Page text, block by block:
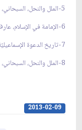
5-الملل والنحل، السبحاني، ج8، ص 208.
6-الإمامة في الإسلام، عارف تامر، ص162.
7-تاريخ الدعوة الإسماعيليّة, مصطفى غالب, ص30
8-الملل والنحل، السبحاني، ج‏8، ص 13 ـ 14.
2013-02-09